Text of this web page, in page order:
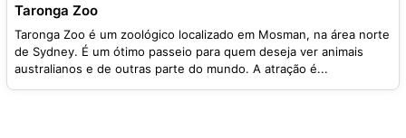
Taronga Zoo
Taronga Zoo é um zoológico localizado em Mosman, na área norte
de Sydney. É um ótimo passeio para quem deseja ver animais
australianos e de outras parte do mundo. A atração é...